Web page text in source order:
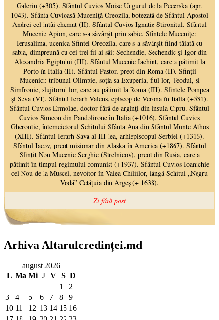
Arhiva Altarulcredinței.md
august 2026
L Ma Mi J V S D
1
2
3
4 5 6 7 8
9
10 11 12 13 14 15 16